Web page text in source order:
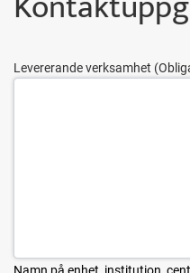
Levererande verksamhet